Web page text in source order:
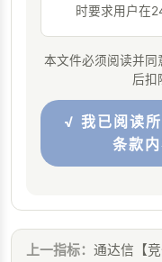
时要求用户在
本文件必须阅读并同
后扣
√ 我已阅读所
条款
上一指标： 通达信【